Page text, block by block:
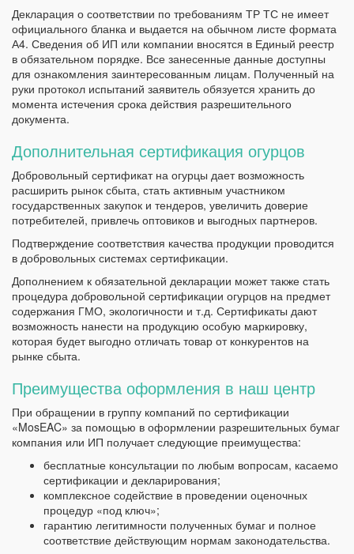
Декларация о соответствии по требованиям ТР ТС не имеет
официального бланка и выдается на обычном листе формата
А4. Сведения об ИП или компании вносятся в Единый реестр
в обязательном порядке. Все занесенные данные доступны
для ознакомления заинтересованным лицам. Полученный на
руки протокол испытаний заявитель обязуется хранить до
момента истечения срока действия разрешительного
документа.
Дополнительная сертификация огурцов
Добровольный сертификат на огурцы дает возможность
расширить рынок сбыта, стать активным участником
государственных закупок и тендеров, увеличить доверие
потребителей, привлечь оптовиков и выгодных партнеров.
Подтверждение соответствия качества продукции проводится
в добровольных системах сертификации.
Дополнением к обязательной декларации может также стать
процедура добровольной сертификации огурцов на предмет
содержания ГМО, экологичности и т.д. Сертификаты дают
возможность нанести на продукцию особую маркировку,
которая будет выгодно отличать товар от конкурентов на
рынке сбыта.
Преимущества оформления в наш центр
При обращении в группу компаний по сертификации
«MosEAC» за помощью в оформлении разрешительных бумаг
компания или ИП получает следующие преимущества:
бесплатные консультации по любым вопросам, касаемо
сертификации и декларирования;
комплексное содействие в проведении оценочных
процедур «под ключ»;
гарантию легитимности полученных бумаг и полное
соответствие действующим нормам законодательства.